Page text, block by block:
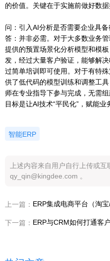
的价值。关键在于实施前做好数据
问：引入AI分析是否需要企业具
答：并非必需。对于大多数业务
提供的预置场景化分析模型和模
发，经过大量客户验证，能够解
过简单培训即可使用。对于有特
供了低代码的模型训练和调整工
师在专业指导下参与完成，无需
目标是让AI技术“平民化”，赋能业
智能ERP
上述内容来自用户自行上传或
qy_qin@kingdee.com 。
上一篇：
下一篇：